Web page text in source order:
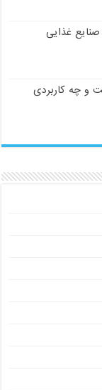
غذایی
و چه کاربردی